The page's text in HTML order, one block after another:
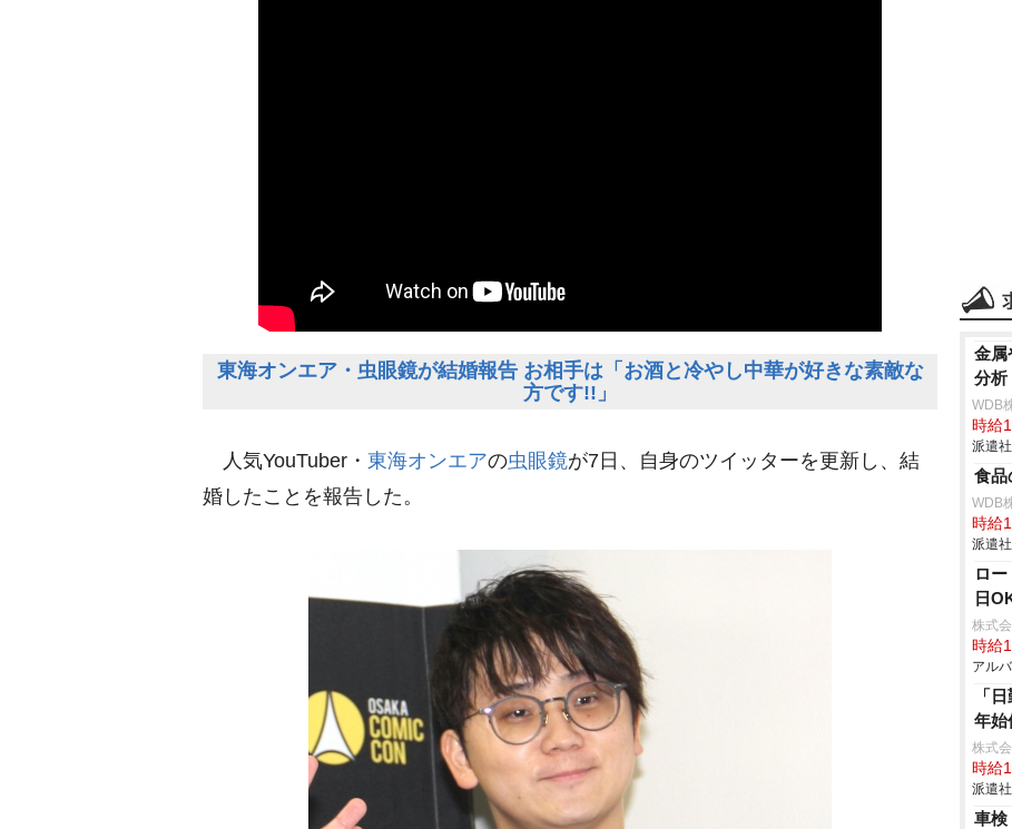
東海オンエア・虫眼鏡が結婚報告 お相手は「お酒と冷やし中華が好きな素敵な
方です!!」
人気YouTuber・ 東海オンエアの虫眼鏡が7日、自身のツイッターを更新し、結
婚したことを報告した。
金属
分析
WDB
時給
派遣
食品
WDB
時給
派遣
ロ
日
株式
時給
アル
「
年始
株式
時給
派遣
車検